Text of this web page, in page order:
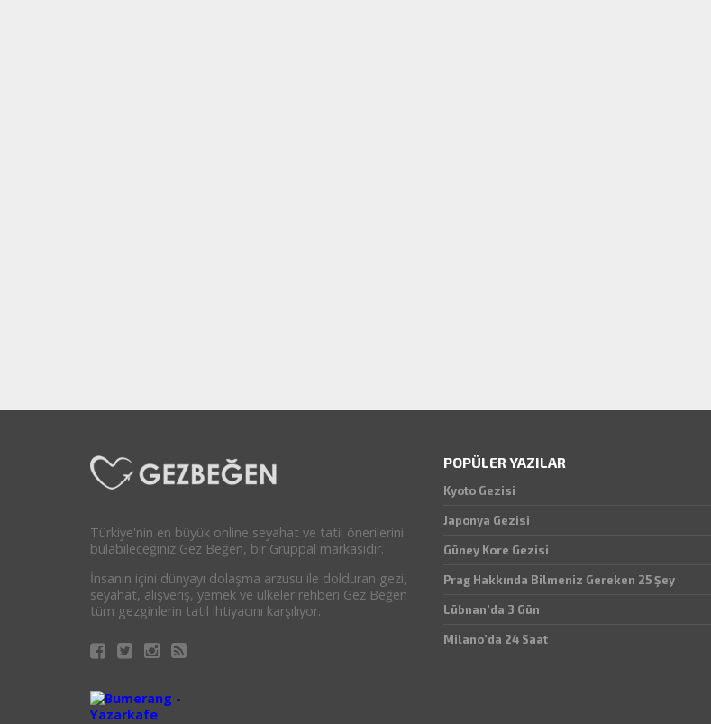
Türkiye'nin en büyük online seyahat ve tatil önerilerini
bulabileceğiniz Gez Beğen, bir Gruppal markasıdır.
İnsanın içini dünyayı dolaşma arzusu ile dolduran gezi,
seyahat, alışveriş, yemek ve ülkeler rehberi Gez Beğen
tüm gezginlerin tatil ihtiyacını karşılıyor.
POPÜLER YAZILAR
Kyoto Gezisi
Japonya Gezisi
Güney Kore Gezisi
Prag Hakkında Bilmeniz Gereken 25 Şey
Lübnan’da 3 Gün
Milano’da 24 Saat